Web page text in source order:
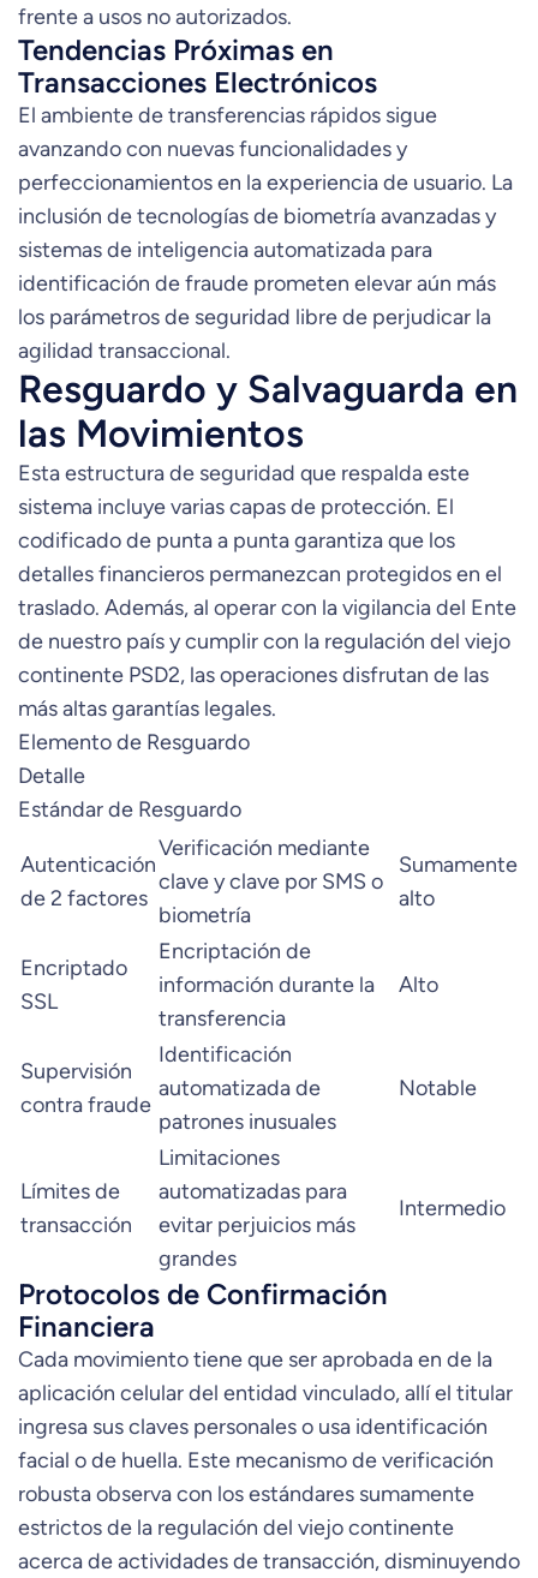
frente a usos no autorizados.
Tendencias Próximas en
Transacciones Electrónicos
El ambiente de transferencias rápidos sigue
avanzando con nuevas funcionalidades y
perfeccionamientos en la experiencia de usuario. La
inclusión de tecnologías de biometría avanzadas y
sistemas de inteligencia automatizada para
identificación de fraude prometen elevar aún más
los parámetros de seguridad libre de perjudicar la
agilidad transaccional.
Resguardo y Salvaguarda en
las Movimientos
Esta estructura de seguridad que respalda este
sistema incluye varias capas de protección. El
codificado de punta a punta garantiza que los
detalles financieros permanezcan protegidos en el
traslado. Además, al operar con la vigilancia del Ente
de nuestro país y cumplir con la regulación del viejo
continente PSD2, las operaciones disfrutan de las
más altas garantías legales.
Elemento de Resguardo
Detalle
Estándar de Resguardo
Autenticación
de 2 factores
Verificación mediante
clave y clave por SMS o
biometría
Sumamente
alto
Encriptado
SSL
Encriptación de
información durante la
transferencia
Alto
Supervisión
contra fraude
Identificación
automatizada de
patrones inusuales
Notable
Límites de
transacción
Limitaciones
automatizadas para
evitar perjuicios más
grandes
Intermedio
Protocolos de Confirmación
Financiera
Cada movimiento tiene que ser aprobada en de la
aplicación celular del entidad vinculado, allí el titular
ingresa sus claves personales o usa identificación
facial o de huella. Este mecanismo de verificación
robusta observa con los estándares sumamente
estrictos de la regulación del viejo continente
acerca de actividades de transacción, disminuyendo